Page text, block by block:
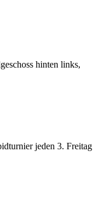
hinten links,
jeden 3. Freitag